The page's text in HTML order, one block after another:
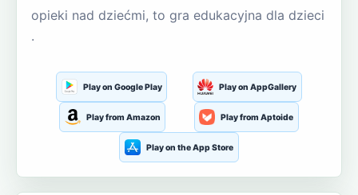
opieki nad dziećmi, to gra edukacyjna dla dzieci
.
Play on Google Play Play on AppGallery
Play from Amazon Play from Aptoide
Play on the App Store